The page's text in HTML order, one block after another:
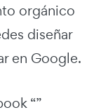
orgánico
diseñar
en Google.
“”